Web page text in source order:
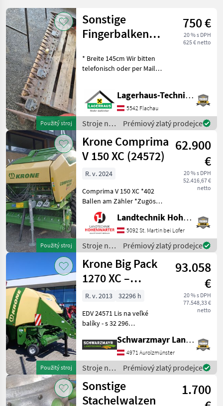
Použitý stroj
Sonstige
Fingerbalken
750 €
20 % s DPH
625 € netto
* Breite 145cm Wir bitten
telefonisch oder per Mail
ausreichend Zeit für die
Beratung und eventuell
einer Probefahrt für Sie zu
re
Lagerhaus-Technik Flachau
5542 Flachau
Stroje na
zber
objemových
krmív /
Sonstige
Prémiový zlatý prodejce
Použitý stroj
Krone Comprima
V 150 XC (24572)
62.900
€
20 % s DPH
52.416,67 €
netto
R. v. 2024
Comprima V 150 XC *402
Ballen am Zähler *Zugöse
Obenanhängung
*Schneidwerk mit 17 Messer
*Gelenkwelle *Hydraul.
Bodenabsenkung *E-Achse
mit 2-Leiter Druckl.-Brems
Landtechnik Hohenwarter GmbH
5092 St. Martin bei Lofer
Stroje na
zber
objemových
krmív /
Krone
Prémiový zlatý prodejce
Použitý stroj
Krone Big Pack
1270 XC –
vysokorýchlostný
lis na viac
balíkov
93.058
€
20 % s DPH
77.548,33 €
netto
R. v. 2013
32296 h
EDV 24571 Lis na veľké
balíky - s 32 296
rozmermi balíka 120 × 70
cm a dĺžkou balíka od 1, 0
m do 2, 70 m - s 26-
nožovým rotačným rezacím
m
Schwarzmayr Landtechnik GmbH - Aurolzmünster
4971 Aurolzmünster
Stroje na
zber
objemových
krmív /
Prémiový zlatý prodejce
Sonstige
Stachelwalzen
1.700